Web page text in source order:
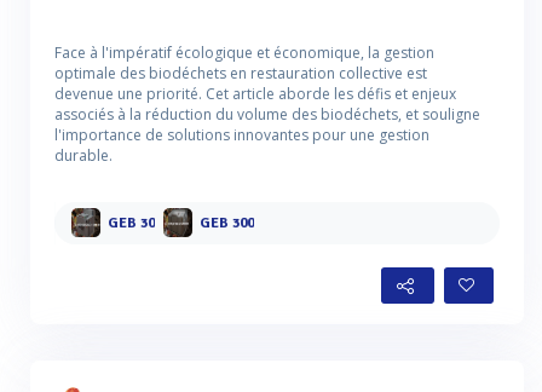
Face à l'impératif écologique et économique, la gestion
optimale des biodéchets en restauration collective est
devenue une priorité. Cet article aborde les défis et enjeux
associés à la réduction du volume des biodéchets, et souligne
l'importance de solutions innovantes pour une gestion
durable.
GEB 30 GEB 300